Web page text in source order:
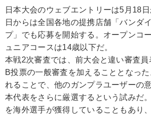
日本大会のウェブエントリーは5月18
日からは全国各地の提携店舗「バンダ
プ」でも応募を開始する。オープンコ
ュニアコースは14歳以下だ。
本戦2次審査では、前大会と違い審査
B投票の一般審査を加えることとなっ
れることで、他のガンプラユーザーの
本代表をさらに厳選するという試みだ
を海外選手が獲得していることもあり